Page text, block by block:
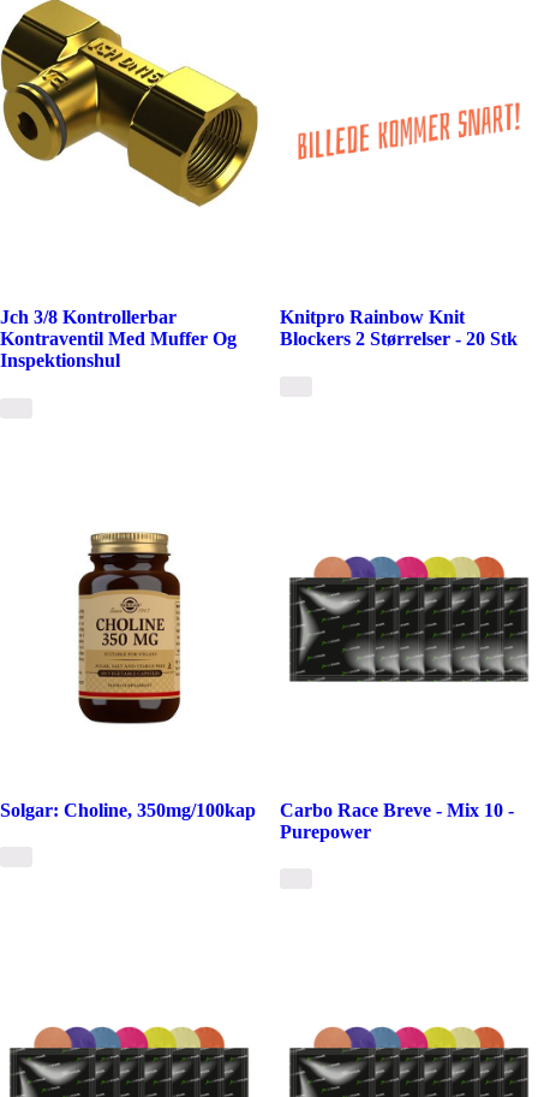
Jch 3/8 Kontrollerbar
Kontraventil Med Muffer Og
Inspektionshul
Knitpro Rainbow Knit
Blockers 2 Størrelser - 20 Stk
Solgar: Choline, 350mg/100kap
Carbo Race Breve - Mix 10 -
Purepower